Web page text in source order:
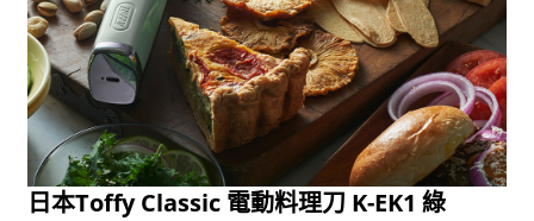
日本Toffy Classic 電動料理刀 K-EK1 綠